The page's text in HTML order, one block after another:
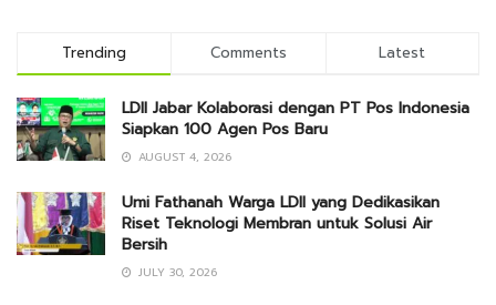
Trending Comments Latest
LDII Jabar Kolaborasi dengan PT Pos Indonesia
Siapkan 100 Agen Pos Baru
AUGUST 4, 2026
Umi Fathanah Warga LDII yang Dedikasikan
Riset Teknologi Membran untuk Solusi Air
Bersih
JULY 30, 2026